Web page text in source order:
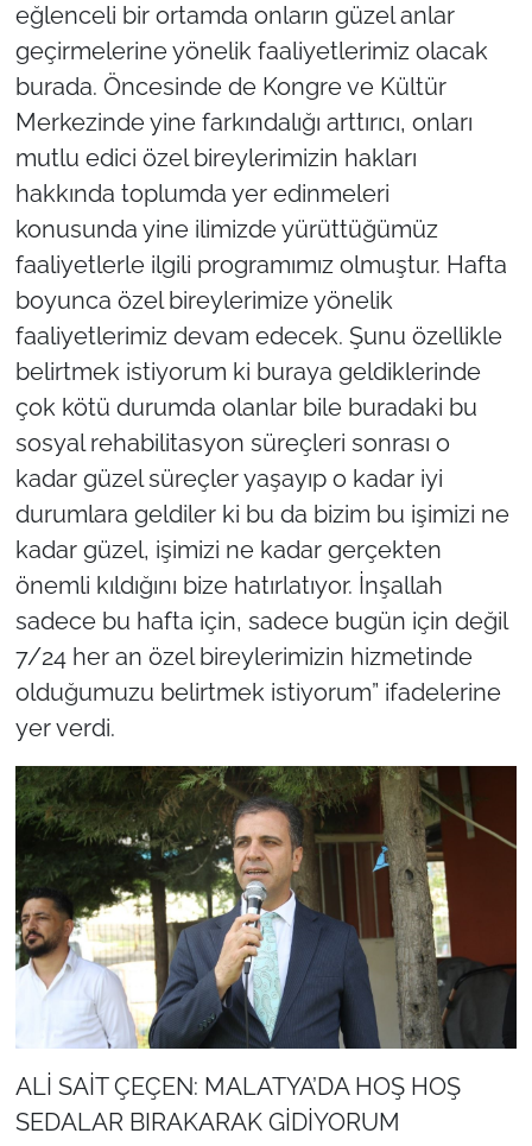
eğlenceli bir ortamda onların güzel anlar
geçirmelerine yönelik faaliyetlerimiz olacak
burada. Öncesinde de Kongre ve Kültür
Merkezinde yine farkındalığı arttırıcı, onları
mutlu edici özel bireylerimizin hakları
hakkında toplumda yer edinmeleri
konusunda yine ilimizde yürüttüğümüz
faaliyetlerle ilgili programımız olmuştur. Hafta
boyunca özel bireylerimize yönelik
faaliyetlerimiz devam edecek. Şunu özellikle
belirtmek istiyorum ki buraya geldiklerinde
çok kötü durumda olanlar bile buradaki bu
sosyal rehabilitasyon süreçleri sonrası o
kadar güzel süreçler yaşayıp o kadar iyi
durumlara geldiler ki bu da bizim bu işimizi ne
kadar güzel, işimizi ne kadar gerçekten
önemli kıldığını bize hatırlatıyor. İnşallah
sadece bu hafta için, sadece bugün için değil
7/24 her an özel bireylerimizin hizmetinde
olduğumuzu belirtmek istiyorum” ifadelerine
yer verdi.
ALİ SAİT ÇEÇEN: MALATYA’DA HOŞ HOŞ
SEDALAR BIRAKARAK GİDİYORUM